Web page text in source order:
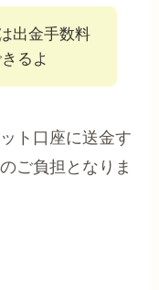
出金手数料
るよ
ト口座に送金す
ご負担となりま